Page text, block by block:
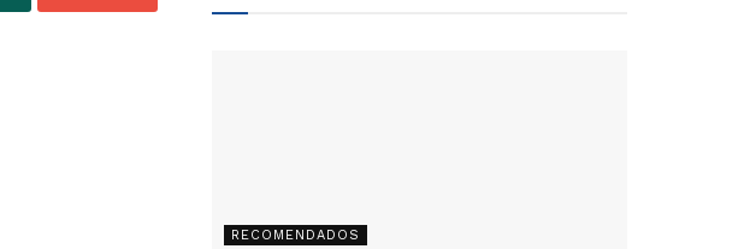
RECOMENDADOS